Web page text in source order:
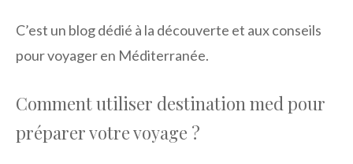
C’est un blog dédié à la découverte et aux conseils
pour voyager en Méditerranée.
Comment utiliser destination med pour
préparer votre voyage ?